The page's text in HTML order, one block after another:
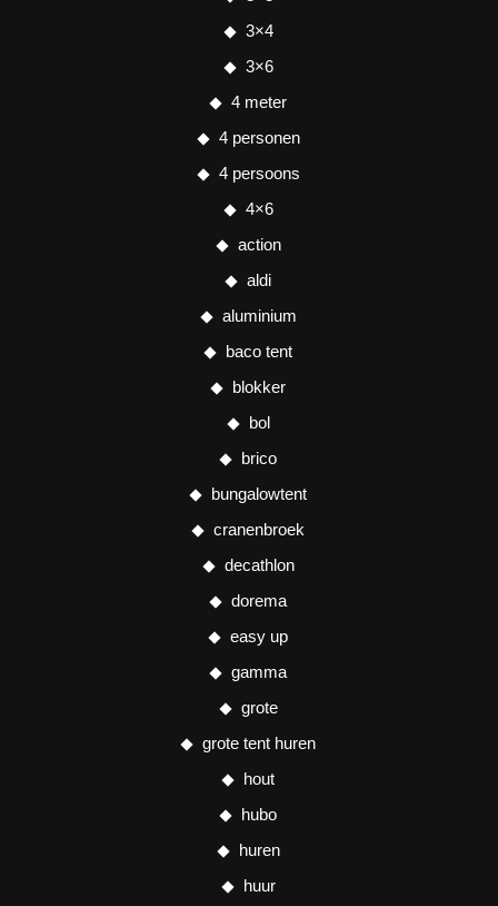
3×4
3×6
4 meter
4 personen
4 persoons
4×6
action
aldi
aluminium
baco tent
blokker
bol
brico
bungalowtent
cranenbroek
decathlon
dorema
easy up
gamma
grote
grote tent huren
hout
hubo
huren
huur